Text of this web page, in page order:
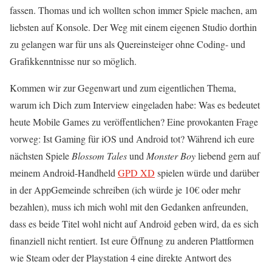
fassen. Thomas und ich wollten schon immer Spiele machen, am
liebsten auf Konsole. Der Weg mit einem eigenen Studio dorthin
zu gelangen war für uns als Quereinsteiger ohne Coding- und
Grafikkenntnisse nur so möglich.
Kommen wir zur Gegenwart und zum eigentlichen Thema,
warum ich Dich zum Interview eingeladen habe: Was es bedeutet
heute Mobile Games zu veröffentlichen? Eine provokanten Frage
vorweg: Ist Gaming für iOS und Android tot? Während ich eure
nächsten Spiele Blossom Talesund Monster Boyliebend gern auf
meinem Android-Handheld GPD XD spielen würde und darüber
in der AppGemeinde schreiben (ich würde je 10€ oder mehr
bezahlen), muss ich mich wohl mit den Gedanken anfreunden,
dass es beide Titel wohl nicht auf Android geben wird, da es sich
finanziell nicht rentiert. Ist eure Öffnung zu anderen Plattformen
wie Steam oder der Playstation 4 eine direkte Antwort des